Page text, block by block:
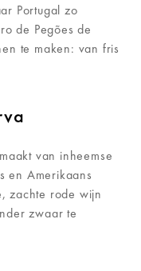
Portugal zo
de Pegões de
te maken: van fris
van inheemse
en Amerikaans
zachte rode wijn
zwaar te